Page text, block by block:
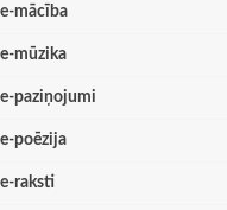
e-mācība
e-mūzika
e-paziņojumi
e-poēzija
e-raksti